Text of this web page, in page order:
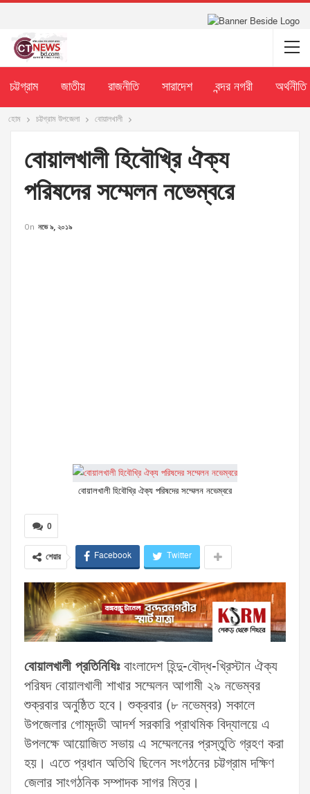
চট্টগ্রাম জাতীয় রাজনীতি সারাদেশ বন্দর নগরী অর্থনীতি
হোম চট্টগ্রাম উপজেলা বোয়ালখালী
বোয়ালখালী হিবৌখ্রি ঐক্য
পরিষদের সম্মেলন নভেম্বরে
On নভে ৯, ২০১৯
বোয়ালখালী হিবৌখ্রি ঐক্য পরিষদের সম্মেলন নভেম্বরে
0
শেয়ার Facebook Twitter
বোয়ালখালী প্রতিনিধিঃবাংলাদেশ হিন্দু-বৌদ্ধ-খ্রিস্টান ঐক্য
পরিষদ বোয়ালখালী শাখার সম্মেলন আগামী ২৯ নভেম্বর
শুক্রবার অনুষ্ঠিত হবে। শুক্রবার (৮ নভেম্বর) সকালে
উপজেলার গোমদন্ডী আদর্শ সরকারি প্রাথমিক বিদ্যালয়ে এ
উপলক্ষে আয়োজিত সভায় এ সম্মেলনের প্রস্তুতি গ্রহণ করা
হয়। এতে প্রধান অতিথি ছিলেন সংগঠনের চট্টগ্রাম দক্ষিণ
জেলার সাংগঠনিক সম্পাদক সাগর মিত্র।